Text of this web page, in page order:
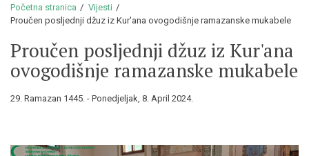
Početna stranica
Vijesti
Proučen posljednji džuz iz Kur'ana ovogodišnje ramazanske mukabele
Proučen posljednji džuz iz Kur'ana
ovogodišnje ramazanske mukabele
29. Ramazan 1445. - Ponedjeljak, 8. April 2024.